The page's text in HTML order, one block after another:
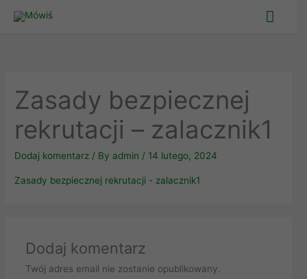
Main
Zasady bezpiecznej
rekrutacji – zalacznik1
Dodaj komentarz / By admin / 14 lutego, 2024
Zasady bezpiecznej rekrutacji - zalacznik1
Dodaj komentarz
Twój adres email nie zostanie opublikowany.